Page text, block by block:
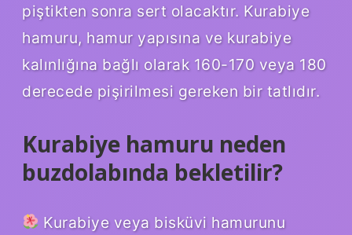
piştikten sonra sert olacaktır. Kurabiye
hamuru, hamur yapısına ve kurabiye
kalınlığına bağlı olarak 160-170 veya 180
derecede pişirilmesi gereken bir tatlıdır.
Kurabiye hamuru neden
buzdolabında bekletilir?
Kurabiye veya bisküvi hamurunu